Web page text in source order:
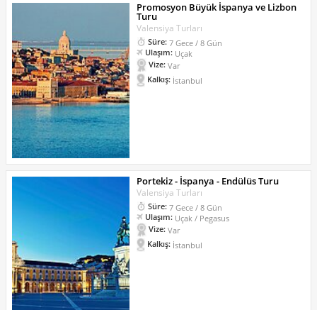
Promosyon Büyük İspanya ve Lizbon
Turu
Valensiya Turları
Süre: 7 Gece / 8 Gün
Ulaşım: Uçak
Vize: Var
Kalkış: İstanbul
Portekiz - İspanya - Endülüs Turu
Valensiya Turları
Süre: 7 Gece / 8 Gün
Ulaşım: Uçak / Pegasus
Vize: Var
Kalkış: İstanbul